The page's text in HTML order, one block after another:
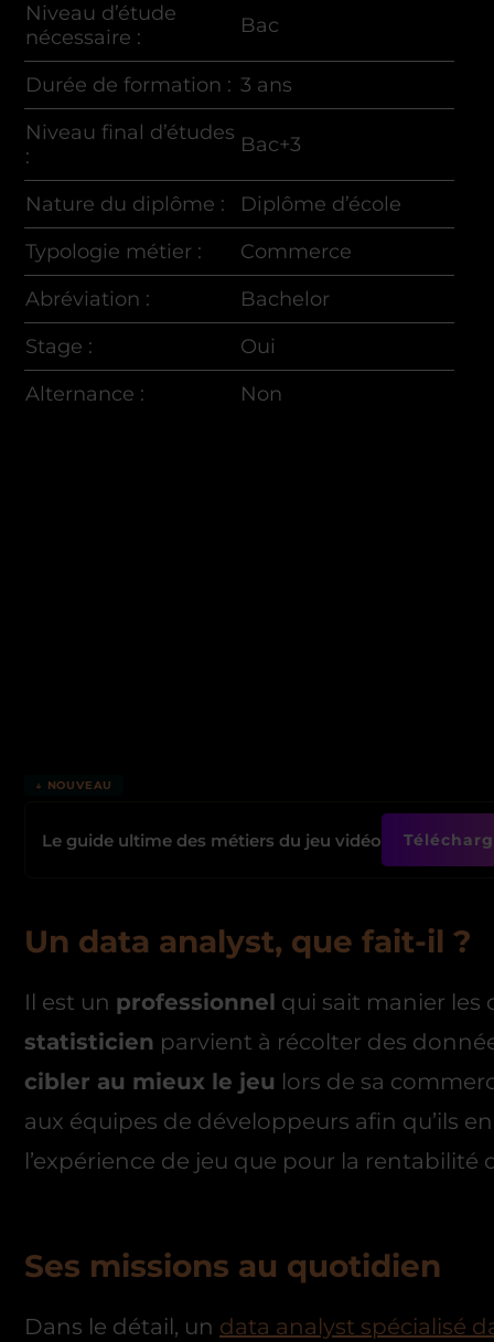
Niveau d’étude
nécessaire : Bac
Durée de formation : 3 ans
Niveau final d’études
:
Bac+3
Nature du diplôme :
Diplôme d’école
Typologie métier :
Commerce
Abréviation :
Bachelor
Stage :
Oui
Alternance :
Non
↓ NOUVEAU
Le guide ultime des métiers du jeu vidéo
Un data analyst, que fait-il ?
Il est un professionnel qui sait manier les
statisticien parvient à récolter des
cibler au mieux le jeu lors de sa
aux équipes de développeurs afin qu’ils
l’expérience de jeu que pour la rentabilité
Ses missions au quotidien
Dans le détail, un data analyst spécialisé